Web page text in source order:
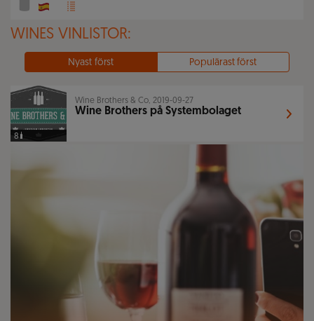
WINES VINLISTOR:
Nyast först Populärast först
8
Wine Brothers & Co, 2019-09-27
Wine Brothers på Systembolaget